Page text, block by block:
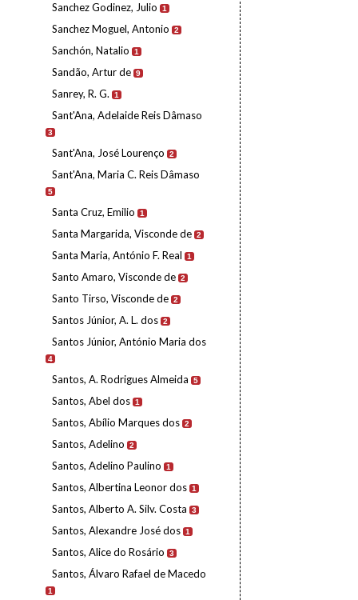
Sanchez Godinez, Julio 1
Sanchez Moguel, Antonio 2
Sanchón, Natalio 1
Sandão, Artur de 9
Sanrey, R. G. 1
Sant'Ana, Adelaide Reis Dâmaso
3
Sant'Ana, José Lourenço 2
Sant'Ana, Maria C. Reis Dâmaso
5
Santa Cruz, Emilio 1
Santa Margarida, Visconde de 2
Santa Maria, António F. Real 1
Santo Amaro, Visconde de 2
Santo Tirso, Visconde de 2
Santos Júnior, A. L. dos 2
Santos Júnior, António Maria dos
4
Santos, A. Rodrigues Almeida 5
Santos, Abel dos 1
Santos, Abílio Marques dos 2
Santos, Adelino 2
Santos, Adelino Paulino 1
Santos, Albertina Leonor dos 1
Santos, Alberto A. Silv. Costa 3
Santos, Alexandre José dos 1
Santos, Alice do Rosário 3
Santos, Álvaro Rafael de Macedo
1